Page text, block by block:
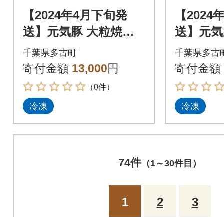
【2024年4月下旬発
送】元気豚 大粒焼売2
種セット(2種 合計36
個入)【シュウマイ】
千葉県多古町
寄付金額 13,000円
（0件）
冷凍
【2024
送】元
子セッ
千葉県多古
寄付金額
冷凍
74件（1～30件目）
1 2 3